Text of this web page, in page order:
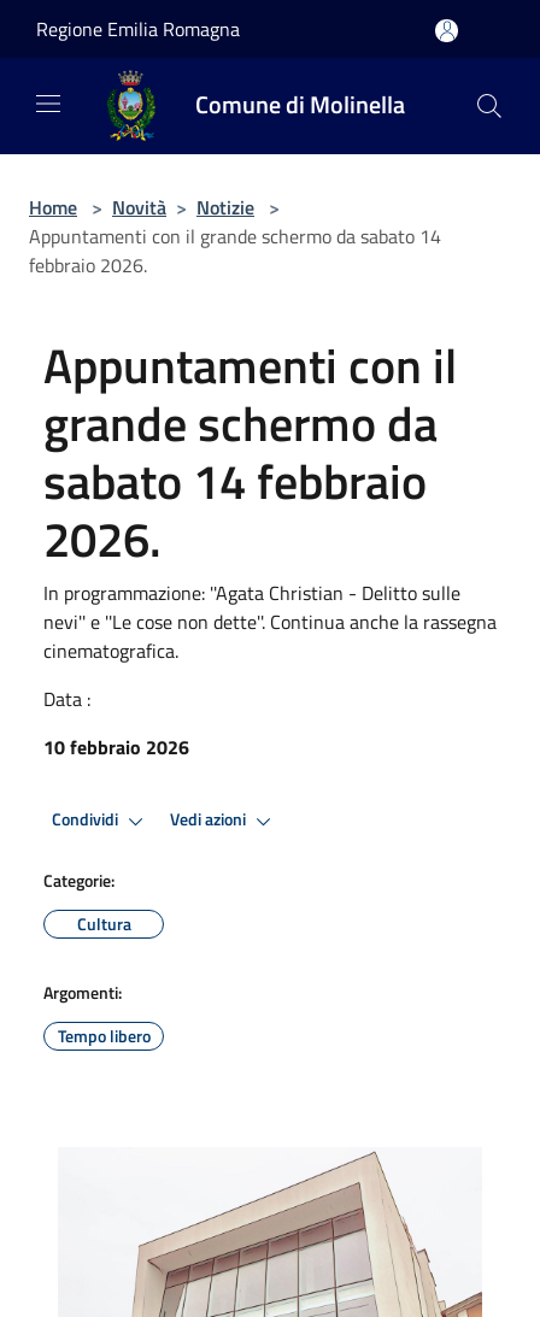
Regione Emilia Romagna
Comune di Molinella
Home > Novità > Notizie >
Appuntamenti con il grande schermo da sabato 14
febbraio 2026.
Appuntamenti con il
grande schermo da
sabato 14 febbraio
2026.
In programmazione: ''Agata Christian - Delitto sulle
nevi'' e ''Le cose non dette''. Continua anche la rassegna
cinematografica.
Data :
10 febbraio 2026
Condividi Vedi azioni
Categorie:
Cultura
Argomenti:
Tempo libero